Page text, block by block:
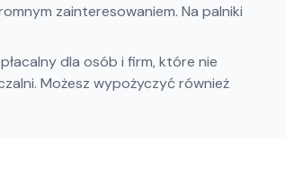
zainteresowaniem. Na palniki
dla osób i firm, które nie
Możesz wypożyczyć również